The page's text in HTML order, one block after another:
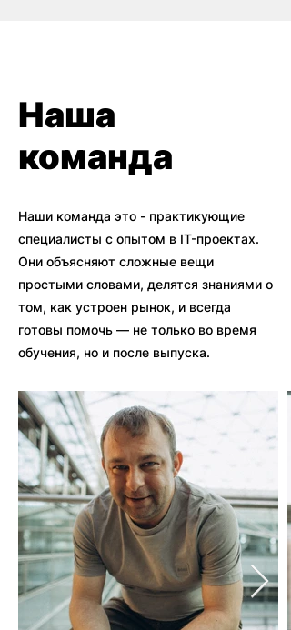
Наша
команда
Наши команда это - практикующие
специалисты с опытом в IT-проектах.
Они объясняют сложные вещи
простыми словами, делятся знаниями о
том, как устроен рынок, и всегда
готовы помочь — не только во время
обучения, но и после выпуска.